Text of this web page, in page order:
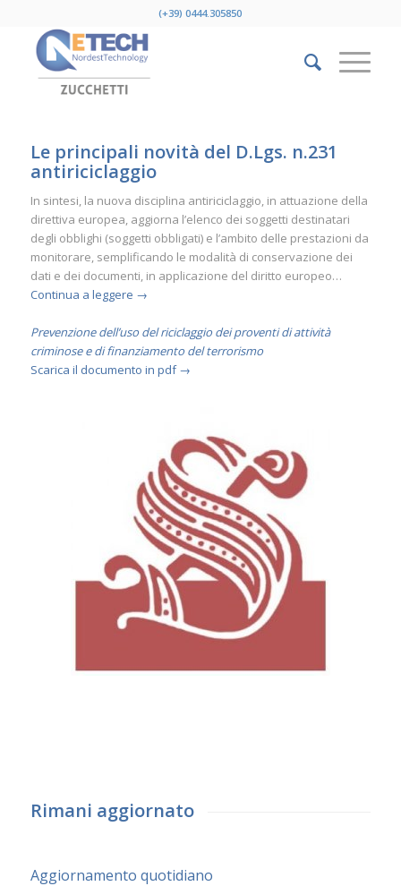
(+39) 0444.305850
Le principali novità del D.Lgs. n.231
antiriciclaggio
In sintesi, la nuova disciplina antiriciclaggio, in attuazione della
direttiva europea, aggiorna l’elenco dei soggetti destinatari
degli obblighi (soggetti obbligati) e l’ambito delle prestazioni da
monitorare, semplificando le modalità di conservazione dei
dati e dei documenti, in applicazione del diritto europeo…
Continua a leggere →
Prevenzione dell’uso del riciclaggio dei proventi di attività
criminose e di finanziamento del terrorismo
Scarica il documento in pdf →
Rimani aggiornato
Aggiornamento quotidiano